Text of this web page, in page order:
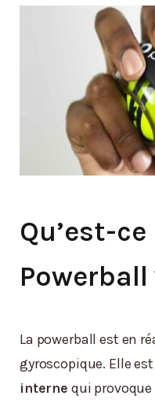
Qu’est-ce
Powerball
La powerball est en
gyroscopique. Elle est
interne qui